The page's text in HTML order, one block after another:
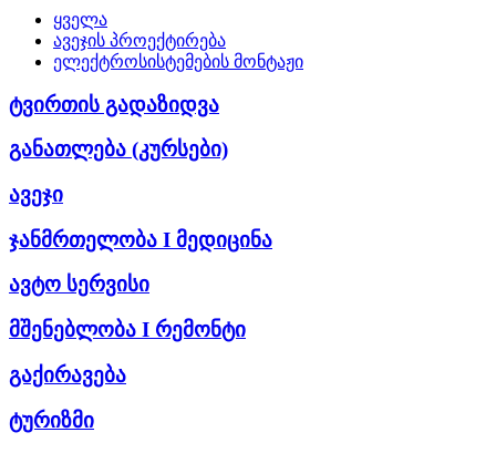
ყველა
ავეჯის პროექტირება
ელექტროსისტემების მონტაჟი
ტვირთის გადაზიდვა
განათლება (კურსები)
ავეჯი
ჯანმრთელობა I მედიცინა
ავტო სერვისი
მშენებლობა I რემონტი
გაქირავება
ტურიზმი